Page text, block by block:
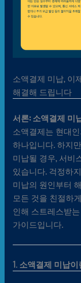
소액결제 미납, 이
해결해 드립니다
서론: 소액결제 미
소액결제는 현대
하나입니다. 하지
미납될 경우, 서비
있습니다. 걱정하
미납의 원인부터
모든 것을 친절하
인해 스트레스받
가이드입니다.
1. 소액결제 미납